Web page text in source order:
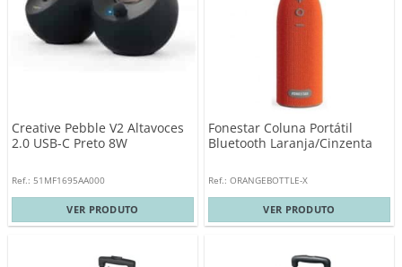
Creative Pebble V2 Altavoces
2.0 USB-C Preto 8W
Ref.: 51MF1695AA000
VER PRODUTO
Fonestar Coluna Portátil
Bluetooth Laranja/Cinzenta
Ref.: ORANGEBOTTLE-X
VER PRODUTO